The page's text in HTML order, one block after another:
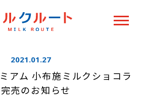
2021.01.27
アム 小布施ミルクショコラ
売のお知らせ